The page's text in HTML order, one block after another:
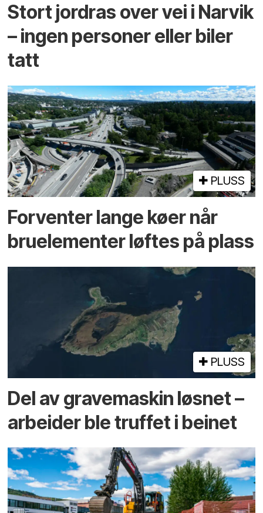
Stort jordras over vei i Narvik
– ingen personer eller biler
tatt
PLUSS
Forventer lange køer når
bru­elementer løftes på plass
PLUSS
Del av grave­maskin løsnet –
arbeider ble truffet i beinet